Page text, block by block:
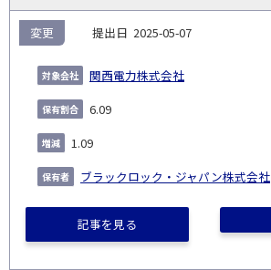
2025-05-07
関西電力株式会社
変更
6.09
1.09
ブラックロック・ジャパン株式会社
記事を見る